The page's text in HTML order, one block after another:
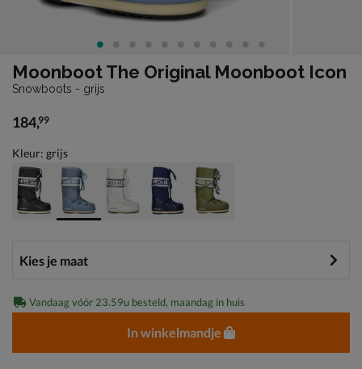
Moonboot The Original Moonboot Icon
Snowboots - grijs
€ 184,99
184,99
Kleur: grijs
Vandaag vóór 23.59u besteld, maandag in huis
In winkelmandje